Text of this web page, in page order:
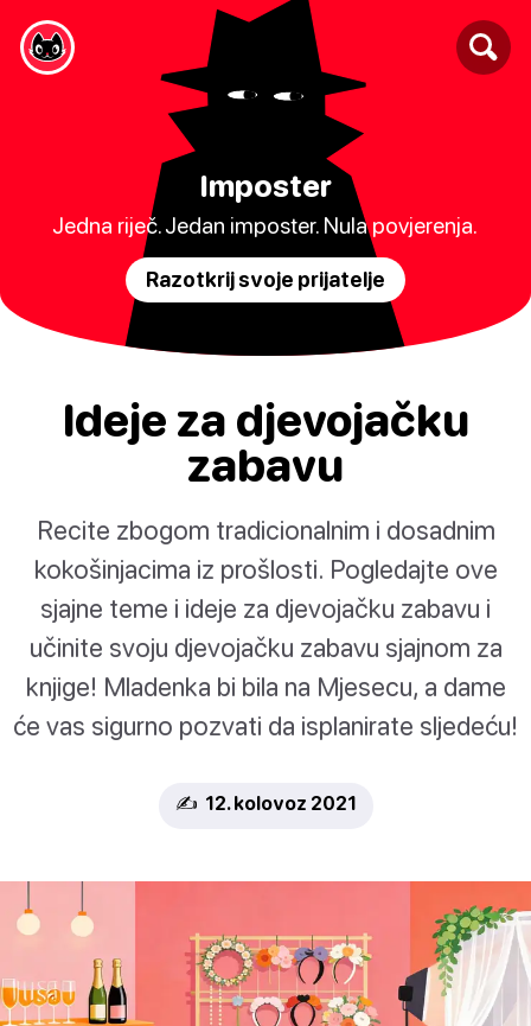
Imposter
Jedna riječ. Jedan imposter. Nula povjerenja.
Razotkrij svoje prijatelje
Ideje za djevojačku
zabavu
Recite zbogom tradicionalnim i dosadnim
kokošinjacima iz prošlosti. Pogledajte ove
sjajne teme i ideje za djevojačku zabavu i
učinite svoju djevojačku zabavu sjajnom za
knjige! Mladenka bi bila na Mjesecu, a dame
će vas sigurno pozvati da isplanirate sljedeću!
✍️ 12. kolovoz 2021